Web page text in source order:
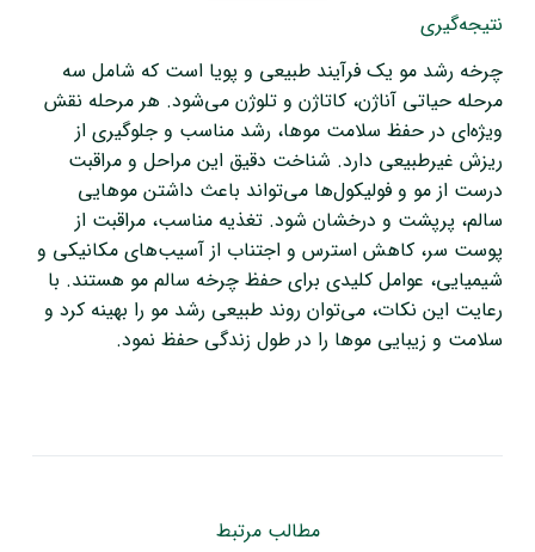
نتیجه‌گیری
چرخه رشد مو یک فرآیند طبیعی و پویا است که شامل سه
مرحله حیاتی آناژن، کاتاژن و تلوژن می‌شود. هر مرحله نقش
ویژه‌ای در حفظ سلامت موها، رشد مناسب و جلوگیری از
ریزش غیرطبیعی دارد. شناخت دقیق این مراحل و مراقبت
درست از مو و فولیکول‌ها می‌تواند باعث داشتن موهایی
سالم، پرپشت و درخشان شود. تغذیه مناسب، مراقبت از
پوست سر، کاهش استرس و اجتناب از آسیب‌های مکانیکی و
شیمیایی، عوامل کلیدی برای حفظ چرخه سالم مو هستند. با
رعایت این نکات، می‌توان روند طبیعی رشد مو را بهینه کرد و
سلامت و زیبایی موها را در طول زندگی حفظ نمود.
مطالب مرتبط